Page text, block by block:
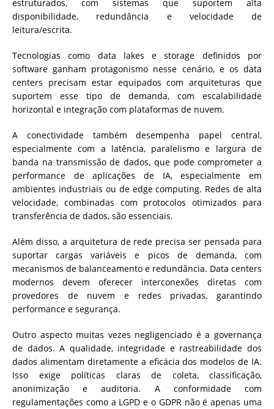
estruturados, com sistemas que suportem alta
disponibilidade, redundância e velocidade de
leitura/escrita.
Tecnologias como data lakes e storage definidos por
software ganham protagonismo nesse cenário, e os data
centers precisam estar equipados com arquiteturas que
suportem esse tipo de demanda, com escalabilidade
horizontal e integração com plataformas de nuvem.
A conectividade também desempenha papel central,
especialmente com a latência, paralelismo e largura de
banda na transmissão de dados, que pode comprometer a
performance de aplicações de IA, especialmente em
ambientes industriais ou de edge computing. Redes de alta
velocidade, combinadas com protocolos otimizados para
transferência de dados, são essenciais.
Além disso, a arquitetura de rede precisa ser pensada para
suportar cargas variáveis e picos de demanda, com
mecanismos de balanceamento e redundância. Data centers
modernos devem oferecer interconexões diretas com
provedores de nuvem e redes privadas, garantindo
performance e segurança.
Outro aspecto muitas vezes negligenciado é a governança
de dados. A qualidade, integridade e rastreabilidade dos
dados alimentam diretamente a eficácia dos modelos de IA.
Isso exige políticas claras de coleta, classificação,
anonimização e auditoria. A conformidade com
regulamentações como a LGPD e o GDPR não é apenas uma